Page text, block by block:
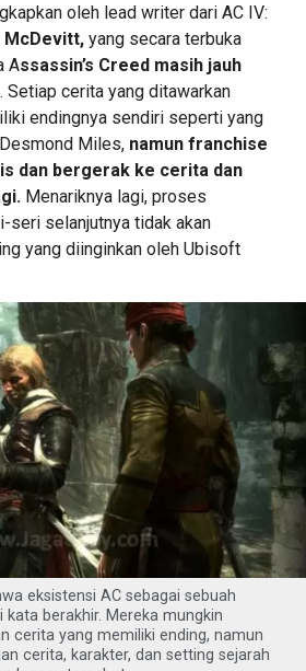
oleh lead writer dari AC IV:
McDevitt,yang secara terbuka
Assassin’s Creed masih jauh
. Setiap cerita yang ditawarkan
endingnya sendiri seperti yang
Miles,namun franchise
dan bergerak ke cerita dan
Menariknya lagi, proses
seri selanjutnya tidak akan
yang diinginkan oleh Ubisoft
eksistensi AC sebagai sebuah
berakhir. Mereka mungkin
cerita yang memiliki ending, namun
cerita, karakter, dan setting sejarah